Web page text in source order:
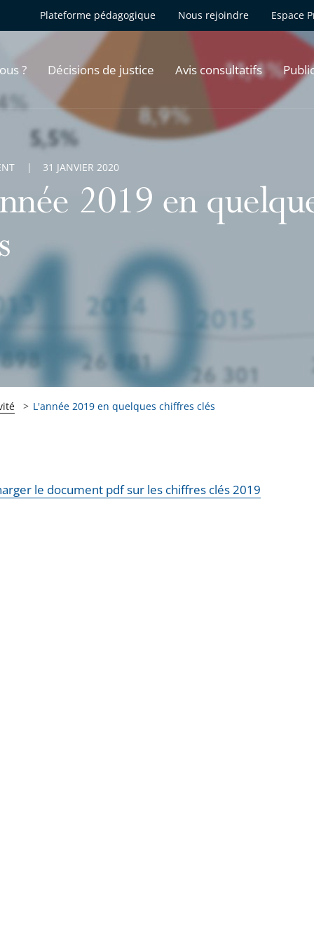
Plateforme pédagogique Nous rejoindre Espace
? Décisions de justice Avis consultatifs
2019 en
31 JANVIER 2020
L'année 2019 en quelques chiffres clés
le document pdf sur les chiffres clés 2019